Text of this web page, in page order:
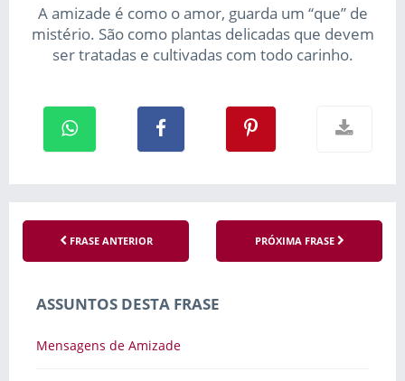
A amizade é como o amor, guarda um “que” de
mistério. São como plantas delicadas que devem
ser tratadas e cultivadas com todo carinho.
FRASE ANTERIOR PRÓXIMA FRASE
ASSUNTOS DESTA FRASE
Mensagens de Amizade